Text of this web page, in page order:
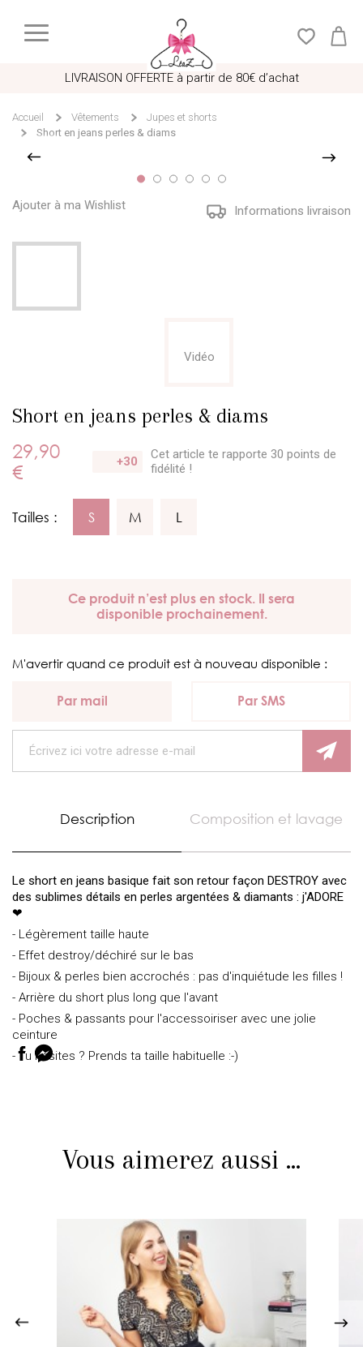
LIVRAISON OFFERTE à partir de 80€ d’achat
Accueil Vêtements
Jupes et shorts
Short en jeans perles & diams
Ajouter à ma Wishlist Informations livraison
Vidéo
Short en jeans perles & diams
29,90
€
+30 Cet article te rapporte 30 points de
fidélité !
Tailles : S M L
Ce produit n’est plus en stock. Il sera
disponible prochainement.
M'avertir quand ce produit est à nouveau disponible :
Par mail Par SMS
Description Composition et lavage
Le short en jeans basique fait son retour façon DESTROY avec
des sublimes détails en perles argentées & diamants : j'ADORE
❤
- Légèrement taille haute
- Effet destroy/déchiré sur le bas
- Bijoux & perles bien accrochés : pas d'inquiétude les filles !
- Arrière du short plus long que l'avant
- Poches & passants pour l'accessoiriser avec une jolie
ceinture
- Tu hésites ? Prends ta taille habituelle :-)
Vous aimerez aussi ...